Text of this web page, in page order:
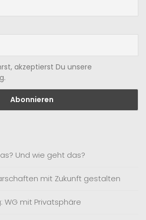
akzeptierst Du unsere
Und wie geht das?
mit Zukunft gestalten
WG mit Privatsphäre